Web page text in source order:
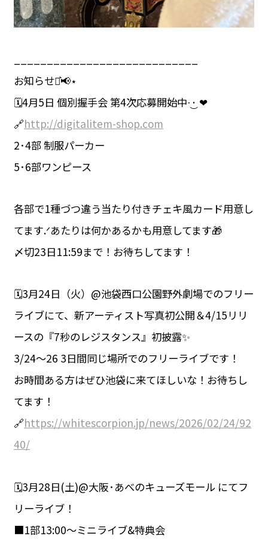
お知らせ⋆͛📢⋆
🗓4月5日 個別握手会 第4次応募開始中·͜· ❤︎
🔗http://digitalitem-shop.com
2･4部 制服パーカー
5･6部ワンピース
各部で1種づつ違う当たり付きチェキ風カード用意し
てます.ᐟあたりは何かあるかも用意してます🎁
〆切23日11:59まで！お待ちしてます！
🗓3月24日（火）@池袋西口公園野外劇場でのフリー
ライブにて、新アーティスト写真初公開＆4/15リリ
ースの『7秒のレジスタンス』初披露✨
3/24～26 3日間同じ場所でのフリーライブです！
お時間ある方はぜひ池袋に来てほしいな！お待ちし
てます！
🔗https://whitescorpion.jp/news/2026/02/24/92
40/
🗓3月28日(土)@大阪･あべのキューズモール にてフ
リーライブ！
■1部13:00～ミニライブ&特典会